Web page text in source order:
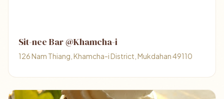
Sit-nee Bar @Khamcha-i
126 Nam Thiang, Khamcha-i District, Mukdahan 49110